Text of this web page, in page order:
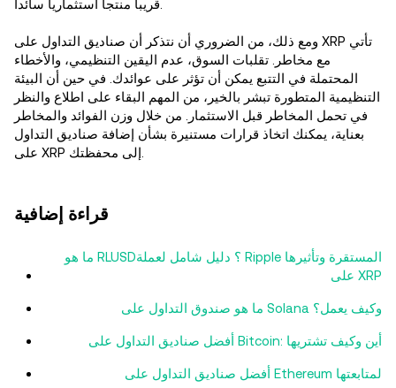
ومع ذلك، من الضروري أن نتذكر أن صناديق التداول على XRP تأتي
مع مخاطر. تقلبات السوق، عدم اليقين التنظيمي، والأخطاء
المحتملة في التتبع يمكن أن تؤثر على عوائدك. في حين أن البيئة
التنظيمية المتطورة تبشر بالخير، من المهم البقاء على اطلاع والنظر
في تحمل المخاطر قبل الاستثمار. من خلال وزن الفوائد والمخاطر
بعناية، يمكنك اتخاذ قرارات مستنيرة بشأن إضافة صناديق التداول
ما هو RLUSD؟ دليل شامل لعملة Ripple المستقرة وتأثيرها
على XRP
ما هو صندوق التداول على Solana وكيف يعمل؟
أفضل صناديق التداول على Bitcoin: أين وكيف تشتريها
أفضل صناديق التداول على Ethereum لمتابعتها